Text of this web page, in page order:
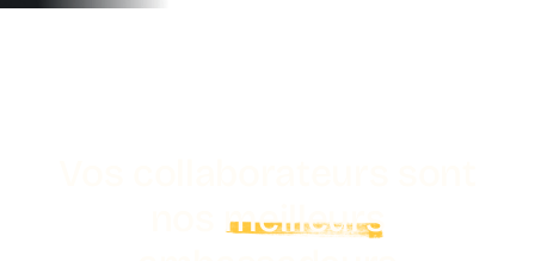
meilleurs